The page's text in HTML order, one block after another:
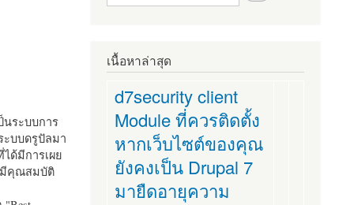
นระบบการ
ะบบดรูปัลมา
ด้มีการเผย
มีคุณสมบัติ
เนื้อหาล่าสุด
d7security client
Module ที่ควรติดตั้ง
หากเว็บไซต์ของคุณ
ยังคงเป็น Drupal 7
มายืดอายุความ